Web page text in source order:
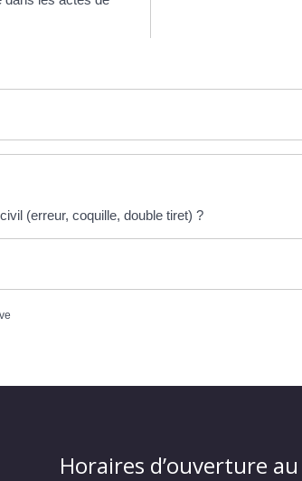
(erreur, coquille, double tiret) ?
Horaires d’ouverture au